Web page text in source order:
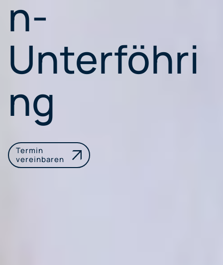
n-
Unterföhri
ng
Termin
vereinbaren